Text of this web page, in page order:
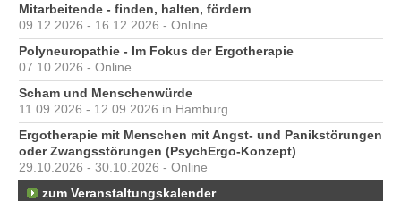
Mitarbeitende - finden, halten, fördern
09.12.2026 - 16.12.2026 - Online
Polyneuropathie - Im Fokus der Ergotherapie
07.10.2026 - Online
Scham und Menschenwürde
11.09.2026 - 12.09.2026 in Hamburg
Ergotherapie mit Menschen mit Angst- und Panikstörungen
oder Zwangsstörungen (PsychErgo-Konzept)
29.10.2026 - 30.10.2026 - Online
zum Veranstaltungskalender